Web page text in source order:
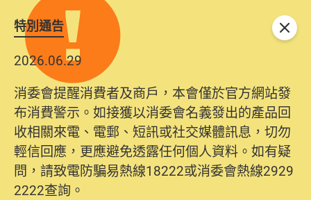
特別通告
2026.06.29
消委會提醒消費者及商戶，本會僅於官方網站發
布消費警示。如接獲以消委會名義發出的產品回
收相關來電、電郵、短訊或社交媒體訊息，切勿
輕信回應，更應避免透露任何個人資料。如有疑
問，請致電防騙易熱線18222或消委會熱線2929
2222查詢。
關閉